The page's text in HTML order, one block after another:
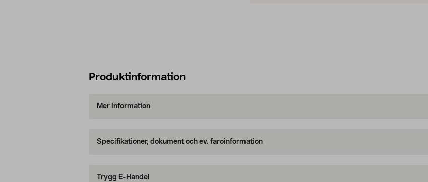
Produktinformation
Mer information
Specifikationer, dokument och ev. faroinformation
Trygg E-Handel